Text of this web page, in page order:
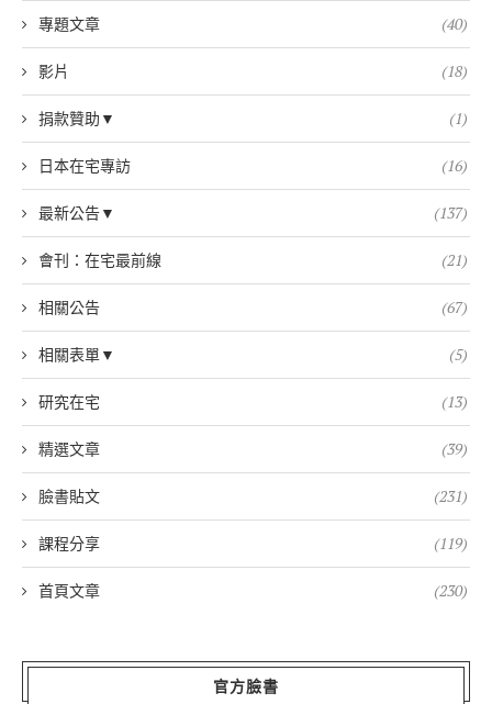
專題文章 (40)
影片 (18)
捐款贊助▼ (1)
日本在宅專訪 (16)
最新公告▼ (137)
會刊：在宅最前線 (21)
相關公告 (67)
相關表單▼ (5)
研究在宅 (13)
精選文章 (39)
臉書貼文 (231)
課程分享 (119)
首頁文章 (230)
官方臉書